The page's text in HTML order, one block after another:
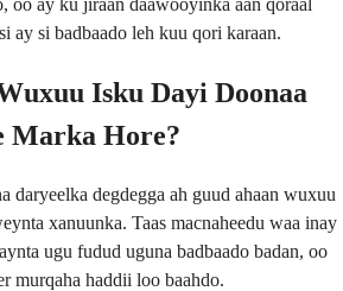
oo ay ku jiraan daawooyinka aan qoraal
ay si badbaado leh kuu qori karaan.
Isku Dayi Doonaa
Marka Hore?
daryeelka degdegga ah guud ahaan wuxuu
xanuunka. Taas macnaheedu waa inay
ugu fudud uguna badbaado badan, oo
murqaha haddii loo baahdo.